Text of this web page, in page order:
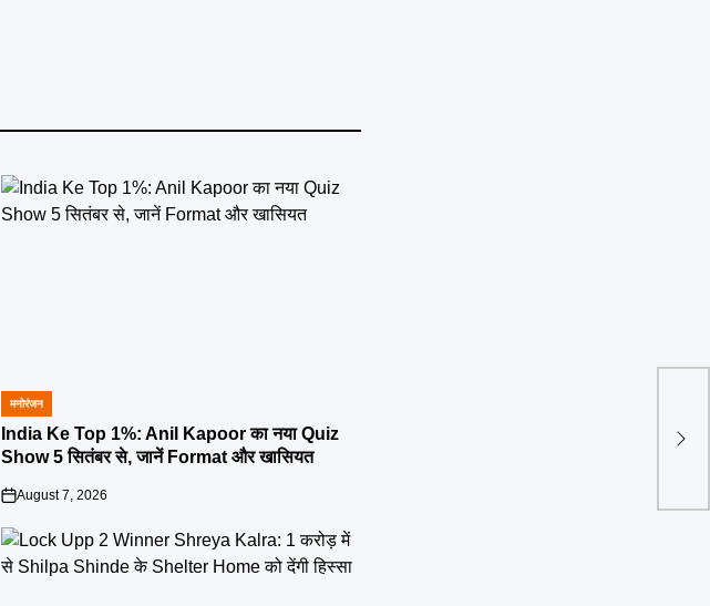
POSTED
IN
मनोरंजन
India Ke Top 1%: Anil Kapoor का नया Quiz
Show 5 सितंबर से, जानें Format और खासियत
on
August 7, 2026